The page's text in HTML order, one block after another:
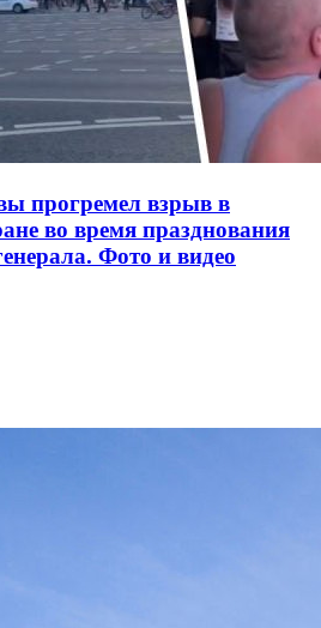
прогремел взрыв в
во время празднования
Фото и видео